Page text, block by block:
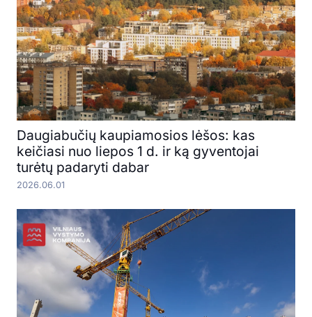
Daugiabučių kaupiamosios lėšos: kas
keičiasi nuo liepos 1 d. ir ką gyventojai
turėtų padaryti dabar
2026.06.01